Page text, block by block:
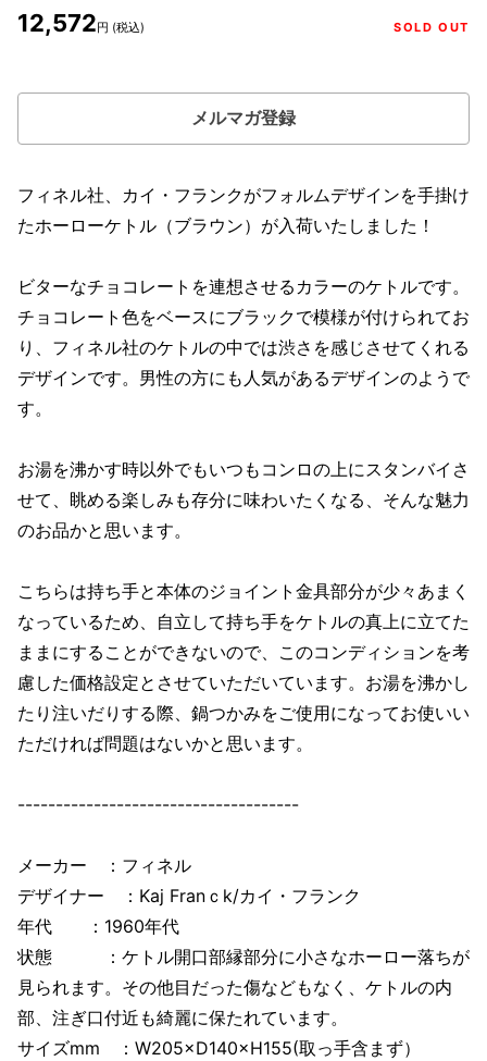
12,572円 (税込) SOLD OUT
メルマガ登録
フィネル社、カイ・フランクがフォルムデザインを手掛け
たホーローケトル（ブラウン）が入荷いたしました！
ビターなチョコレートを連想させるカラーのケトルです。
チョコレート色をベースにブラックで模様が付けられてお
り、フィネル社のケトルの中では渋さを感じさせてくれる
デザインです。男性の方にも人気があるデザインのようで
す。
お湯を沸かす時以外でもいつもコンロの上にスタンバイさ
せて、眺める楽しみも存分に味わいたくなる、そんな魅力
のお品かと思います。
こちらは持ち手と本体のジョイント金具部分が少々あまく
なっているため、自立して持ち手をケトルの真上に立てた
ままにすることができないので、このコンディションを考
慮した価格設定とさせていただいています。お湯を沸かし
たり注いだりする際、鍋つかみをご使用になってお使いい
ただければ問題はないかと思います。
-------------------------------------
メーカー ：フィネル
デザイナー ：Kaj Franｃk/カイ・フランク
年代 ：1960年代
状態 ：ケトル開口部縁部分に小さなホーロー落ちが
見られます。その他目だった傷などもなく、ケトルの内
部、注ぎ口付近も綺麗に保たれています。
サイズmm ：W205×D140×H155(取っ手含まず）